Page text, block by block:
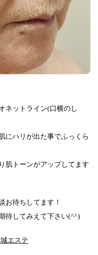
ネットライン(口横のし
にハリが出た事でふっくら
肌トーンがアップしてます
お待ちしてます！
待してみえて下さい(^^)
エステ